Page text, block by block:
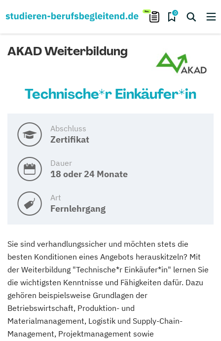
0
AKAD Weiterbildung
Technische*r Einkäufer*in
Abschluss
Zertifikat
Dauer
18 oder 24 Monate
Art
Fernlehrgang
Sie sind verhandlungssicher und möchten stets die
besten Konditionen eines Angebots herauskitzeln? Mit
der Weiterbildung "Technische*r Einkäufer*in" lernen Sie
die wichtigsten Kenntnisse und Fähigkeiten dafür. Dazu
gehören beispielsweise Grundlagen der
Betriebswirtschaft, Produktion- und
Materialmanagement, Logistik und Supply-Chain-
Management, Projektmanagement sowie